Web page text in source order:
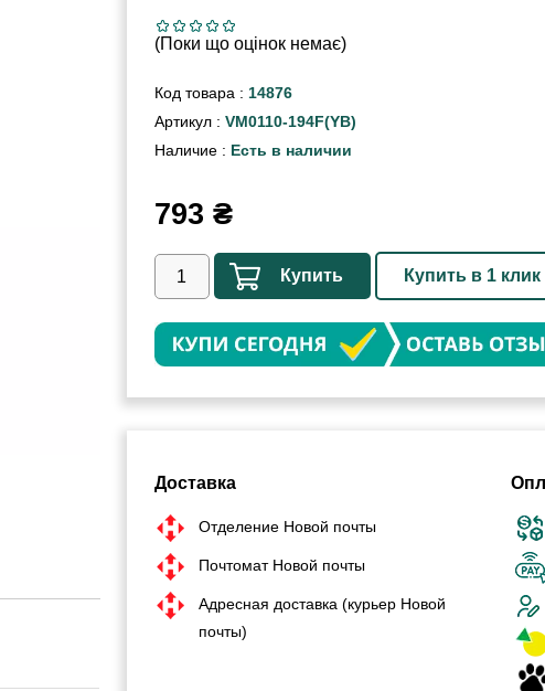
(Поки що оцінок немає)
Код товара : 14876
Артикул : VM0110-194F(YB)
Наличие : Есть в наличии
793 ₴
Купить Купить в 1 клик
Доставка
Отделение Новой почты
Почтомат Новой почты
Адресная доставка (курьер Новой
почты)